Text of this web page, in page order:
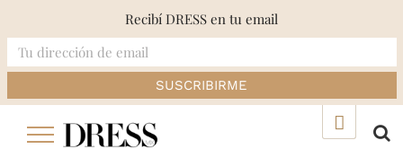
Recibí DRESS en tu email